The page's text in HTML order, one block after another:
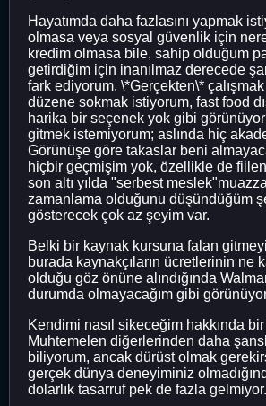
Hayatımda daha fazlasını yapmak
olmasa veya sosyal güvenlik için
kredim olmasa bile, sahip olduğum
getirdiğim için inanılmaz derecede
fark ediyorum. \*Gerçekten\* çalışmak
düzene sokmak istiyorum, fast food
harika bir seçenek yok gibi
gitmek istemiyorum; aslında hiç
Görünüşe göre takaslar beni
hiçbir geçmişim yok, özellikle de
son altı yılda "serbest
zamanlama olduğunu düşündüğüm
gösterecek çok az şeyim var.
Belki bir kaynak kursuna falan
burada kaynakçıların ücretlerinin ne
olduğu göz önüne alındığında
durumda olmayacağım gibi
Kendimi nasıl sikeceğim hakkında
Muhtemelen diğerlerinden daha
biliyorum, ancak dürüst olmak
gerçek dünya deneyiminiz
dolarlık tasarruf pek de fazla gelmiyor.